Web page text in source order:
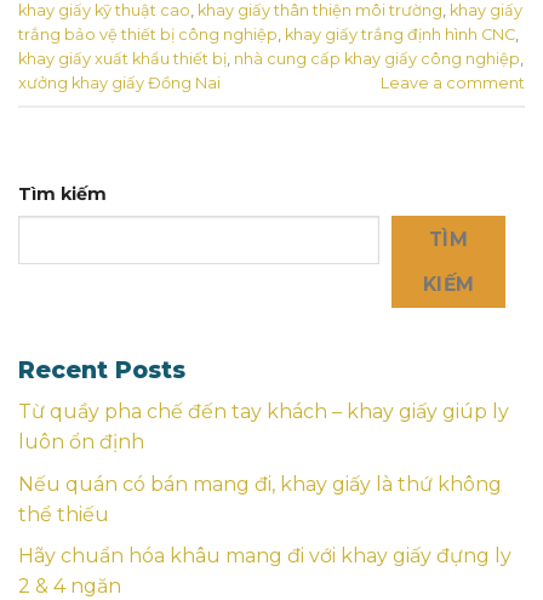
khay giấy kỹ thuật cao, khay giấy thân thiện môi trường, khay giấy
trắng bảo vệ thiết bị công nghiệp, khay giấy trắng định hình CNC,
khay giấy xuất khẩu thiết bị, nhà cung cấp khay giấy công nghiệp,
xưởng khay giấy Đồng Nai
Leave a comment
Tìm kiếm
TÌM
KIẾM
Recent Posts
Từ quầy pha chế đến tay khách – khay giấy giúp ly
luôn ổn định
Nếu quán có bán mang đi, khay giấy là thứ không
thể thiếu
Hãy chuẩn hóa khâu mang đi với khay giấy đựng ly
2 & 4 ngăn